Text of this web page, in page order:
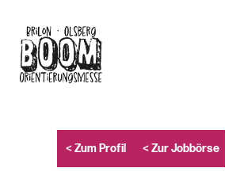
content
< Zum Profil < Zur Jobbörse